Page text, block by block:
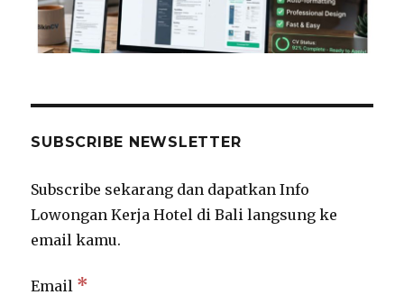
SUBSCRIBE NEWSLETTER
Subscribe sekarang dan dapatkan Info
Lowongan Kerja Hotel di Bali langsung ke
email kamu.
Email *